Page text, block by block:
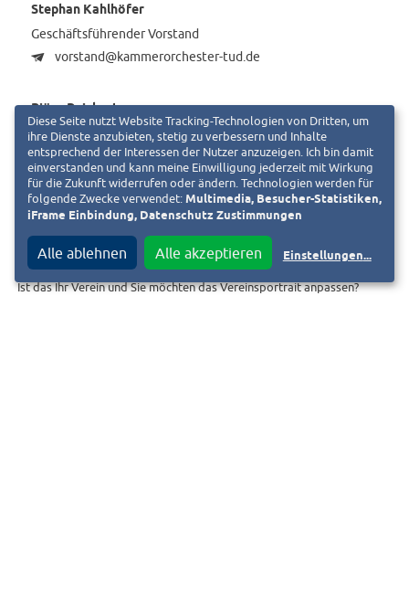
Stephan Kahlhöfer
Geschäftsführender Vorstand
vorstand@kammerorchester-tud.de
Björn Reichert
Kassenwart
breichert@kammerorchester-tud.de
« Zurück zur Liste
Ist das Ihr Verein und Sie möchten das Vereinsportrait anpassen?
Diese Seite nutzt Website Tracking-Technologien von Dritten, um
ihre Dienste anzubieten, stetig zu verbessern und Inhalte
entsprechend der Interessen der Nutzer anzuzeigen. Ich bin damit
einverstanden und kann meine Einwilligung jederzeit mit Wirkung
für die Zukunft widerrufen oder ändern. Technologien werden für
folgende Zwecke verwendet: Multimedia, Besucher-Statistiken,
iFrame Einbindung, Datenschutz Zustimmungen
Alle ablehnen Alle akzeptieren Einstellungen...